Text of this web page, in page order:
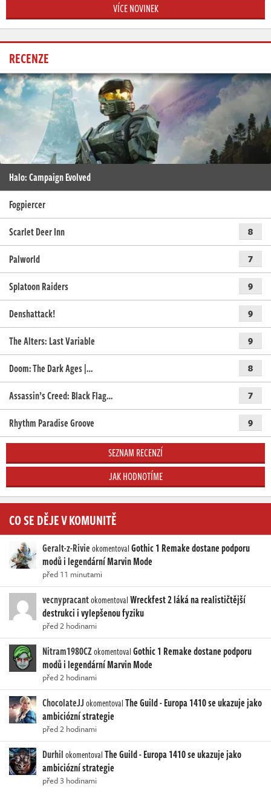
VÍCE NOVINEK
RECENZE
Halo: Campaign Evolved
Fogpiercer
Scarlet Deer Inn
8
Palworld 7
Splatoon Raiders 9
Denshattack! 9
The Alters: Last Variable 9
Doom: The Dark Ages |… 8
Assassin’s Creed: Black Flag… 7
Rhythm Paradise Groove 9
SEZNAM RECENZÍ
JAK HODNOTÍME
CO SE DĚJE V KOMUNITĚ
Geralt-z-RivieokomentovalGothic 1 Remake dostane podporu
modů i legendární Marvin Mode
před 11 minutami
vecnypracantokomentovalWreckfest 2 láká na realističtější
destrukci i vylepšenou fyziku
před 2 hodinami
Nitram1980CZokomentovalGothic 1 Remake dostane podporu
modů i legendární Marvin Mode
před 2 hodinami
ChocolateJJokomentovalThe Guild - Europa 1410 se ukazuje jako
ambiciózní strategie
před 2 hodinami
DurhilokomentovalThe Guild - Europa 1410 se ukazuje jako
ambiciózní strategie
před 3 hodinami